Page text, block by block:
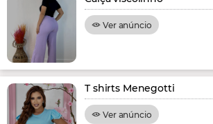
Ver anúncio
T shirts Menegotti
Ver anúncio